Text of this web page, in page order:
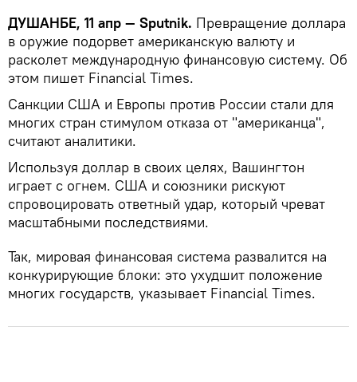
ДУШАНБЕ, 11 апр — Sputnik. Превращение доллара
в оружие подорвет американскую валюту и
расколет международную финансовую систему. Об
этом пишет Financial Times.
Санкции США и Европы против России стали для
многих стран стимулом отказа от "американца",
считают аналитики.
Используя доллар в своих целях, Вашингтон
играет с огнем. США и союзники рискуют
спровоцировать ответный удар, который чреват
масштабными последствиями.
Так, мировая финансовая система развалится на
конкурирующие блоки: это ухудшит положение
многих государств, указывает Financial Times.